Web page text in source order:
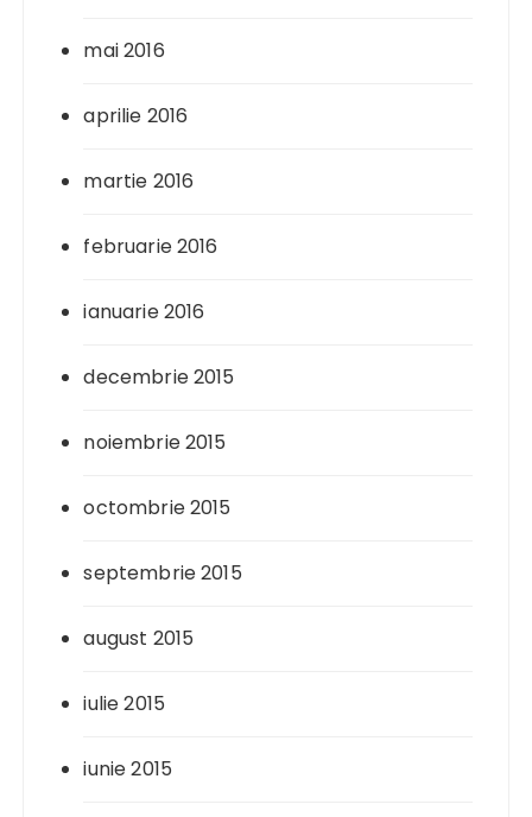
mai 2016
aprilie 2016
martie 2016
februarie 2016
ianuarie 2016
decembrie 2015
noiembrie 2015
octombrie 2015
septembrie 2015
august 2015
iulie 2015
iunie 2015